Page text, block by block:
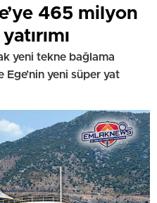
465 milyon
yeni tekne bağlama
yeni süper yat